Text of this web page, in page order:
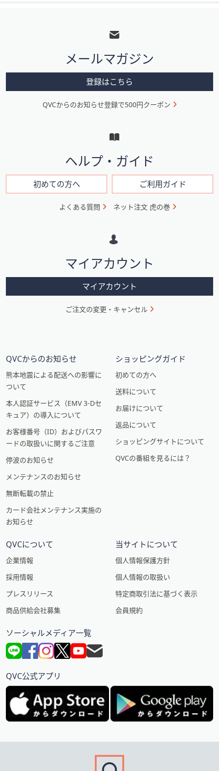
メ
ニ
ン
ン
メールマガジン
登録はこちら
QVCからのお知らせ登録で500円クーポン
ヘルプ・ガイド
初めての方へ ご利用ガイド
よくある質問 ネット注文 虎の巻
マイアカウント
マイアカウント
ご注文の変更・キャンセル
QVCからのお知らせ
熊本地震による配送への影響に
ついて
本人認証サービス（EMV 3-Dセ
キュア）の導入について
お客様番号（ID）およびパスワ
ードの取扱いに関するご注意
停波のお知らせ
メンテナンスのお知らせ
無断転載の禁止
カード会社メンテナンス実施の
お知らせ
ショッピングガイド
初めての方へ
送料について
お届けについて
返品について
ショッピングサイトについて
QVCの番組を見るには？
QVCについて
企業情報
採用情報
プレスリリース
商品供給会社募集
当サイトについて
個人情報保護方針
個人情報の取扱い
特定商取引法に基づく表示
会員規約
ソーシャルメディア一覧
QVC公式アプリ